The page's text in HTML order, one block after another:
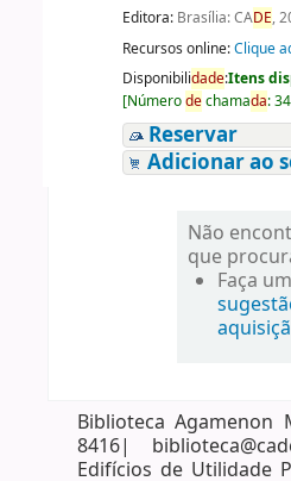
Editora: Brasília: CADE,
Recursos online:Clique
Disponibilidade:Itens
[Númerodechamada:
Reservar
Adicionar ao
Não
que
Faça
Biblioteca Agamenon
8416|
Edifícios de Utilidade